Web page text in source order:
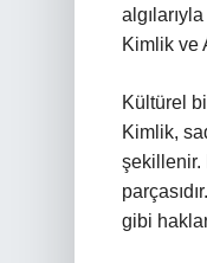
Kimlik ve
Kültürel
Kimlik,
şekillenir.
gibi